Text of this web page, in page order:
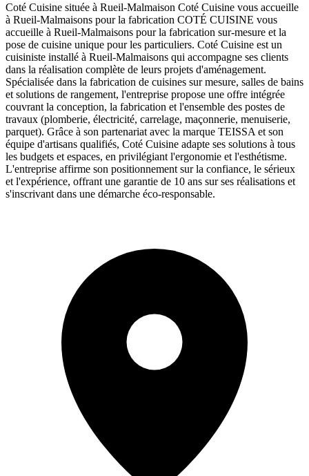
Coté Cuisine située à Rueil-Malmaison Coté Cuisine vous accueille
à Rueil-Malmaisons pour la fabrication COTÉ CUISINE vous
accueille à Rueil-Malmaisons pour la fabrication sur-mesure et la
pose de cuisine unique pour les particuliers. Coté Cuisine est un
cuisiniste installé à Rueil-Malmaisons qui accompagne ses clients
dans la réalisation complète de leurs projets d'aménagement.
Spécialisée dans la fabrication de cuisines sur mesure, salles de bains
et solutions de rangement, l'entreprise propose une offre intégrée
couvrant la conception, la fabrication et l'ensemble des postes de
travaux (plomberie, électricité, carrelage, maçonnerie, menuiserie,
parquet). Grâce à son partenariat avec la marque TEISSA et son
équipe d'artisans qualifiés, Coté Cuisine adapte ses solutions à tous
les budgets et espaces, en privilégiant l'ergonomie et l'esthétisme.
L'entreprise affirme son positionnement sur la confiance, le sérieux
et l'expérience, offrant une garantie de 10 ans sur ses réalisations et
s'inscrivant dans une démarche éco-responsable.